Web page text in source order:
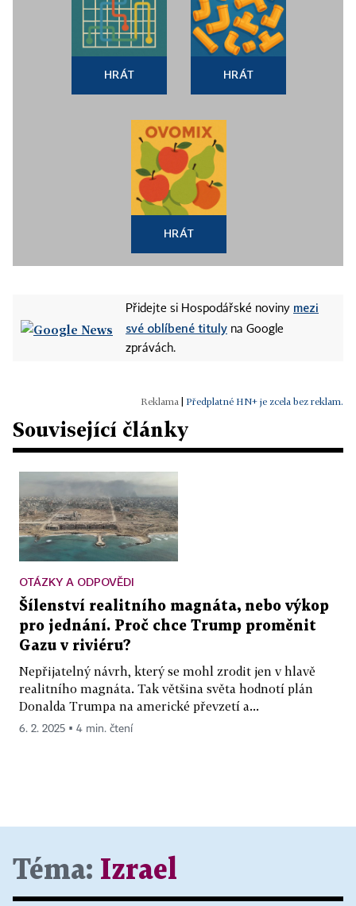
HRÁT HRÁT
HRÁT
Přidejte si Hospodářské noviny mezi
své oblíbené tituly na Google
zprávách.
Předplatné HN+ je zcela bez reklam.
Související články
OTÁZKY A ODPOVĚDI
Šílenství realitního magnáta, nebo výkop
pro jednání. Proč chce Trump proměnit
Gazu v riviéru?
Nepřijatelný návrh, který se mohl zrodit jen v hlavě
realitního magnáta. Tak většina světa hodnotí plán
Donalda Trumpa na americké převzetí a...
6. 2. 2025 ▪ 4 min. čtení
Téma: Izrael